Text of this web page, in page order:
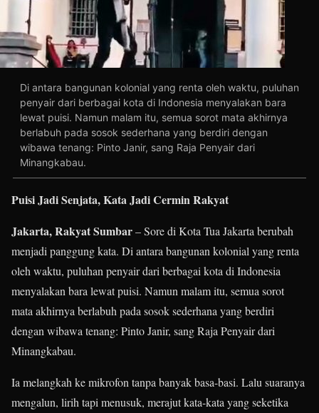
Di antara bangunan kolonial yang renta oleh waktu, puluhan
penyair dari berbagai kota di Indonesia menyalakan bara
lewat puisi. Namun malam itu, semua sorot mata akhirnya
berlabuh pada sosok sederhana yang berdiri dengan
wibawa tenang: Pinto Janir, sang Raja Penyair dari
Minangkabau.
Puisi Jadi Senjata, Kata Jadi Cermin Rakyat
Jakarta, Rakyat Sumbar– Sore di Kota Tua Jakarta berubah
menjadi panggung kata. Di antara bangunan kolonial yang renta
oleh waktu, puluhan penyair dari berbagai kota di Indonesia
menyalakan bara lewat puisi. Namun malam itu, semua sorot
mata akhirnya berlabuh pada sosok sederhana yang berdiri
dengan wibawa tenang: Pinto Janir, sang Raja Penyair dari
Minangkabau.
Ia melangkah ke mikrofon tanpa banyak basa-basi. Lalu suaranya
mengalun, lirih tapi menusuk, merajut kata-kata yang seketika